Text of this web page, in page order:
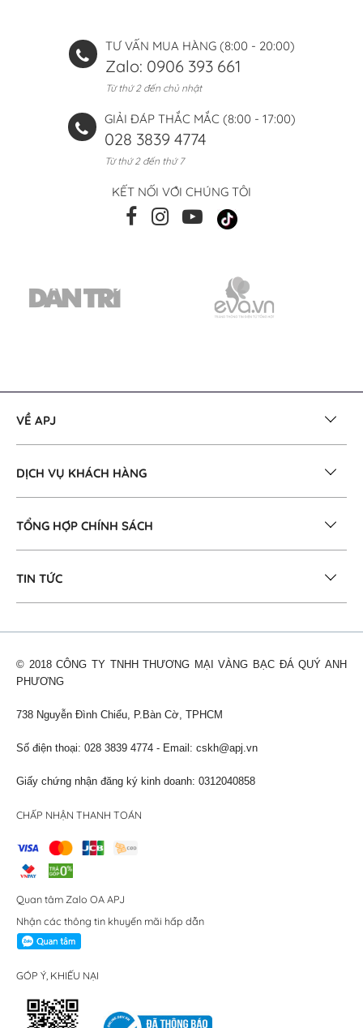
TƯ VẤN MUA HÀNG (8:00 - 20:00)
Zalo: 0906 393 661
Từ thứ 2 đến chủ nhật
GIẢI ĐÁP THẮC MẮC (8:00 - 17:00)
028 3839 4774
Từ thứ 2 đến thứ 7
KẾT NỐI VỚI CHÚNG TÔI
VỀ APJ
DỊCH VỤ KHÁCH HÀNG
TỔNG HỢP CHÍNH SÁCH
TIN TỨC
© 2018 CÔNG TY TNHH THƯƠNG MẠI VÀNG BẠC ĐÁ QUÝ ANH
PHƯƠNG
738 Nguyễn Đình Chiểu, P.Bàn Cờ, TPHCM
Số điện thoại: 028 3839 4774 - Email: cskh@apj.vn
Giấy chứng nhận đăng ký kinh doanh: 0312040858
CHẤP NHẬN THANH TOÁN
Quan tâm Zalo OA APJ
Nhận các thông tin khuyến mãi hấp dẫn
GÓP Ý, KHIẾU NẠI